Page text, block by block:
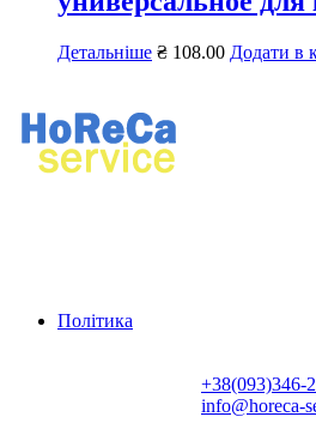
Детальніше ₴ 108.00 Додати в
+38(093)346-
info@horeca-
Політика